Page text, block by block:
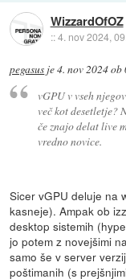
WizzardOfOZ
::4. nov 2024,
pegasus je4. nov 2024 ob
vGPU v vseh
več kot desetletje?
če znajo delat live
vredno novice.
Sicer vGPU deluje na
kasneje). Ampak ob
desktop sistemih
jo potem z novejšimi
samo še v server
poštimanih (s